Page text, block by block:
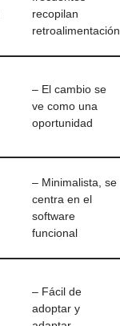
recopilan
retroalimentación
– El cambio se
ve como una
oportunidad
– Minimalista, se
centra en el
software
funcional
– Fácil de
adoptar y